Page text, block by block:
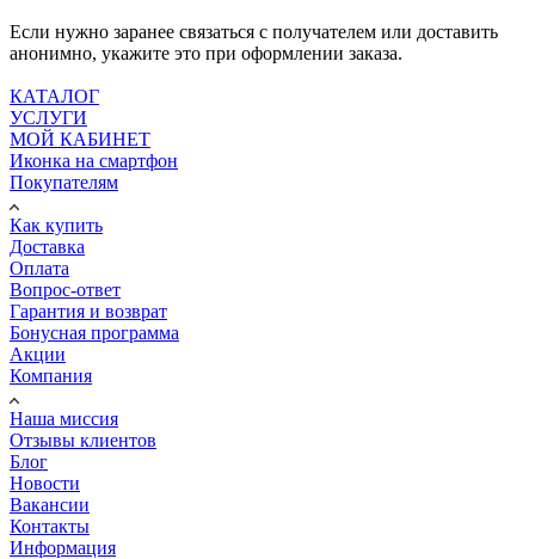
Если нужно заранее связаться с получателем или доставить
анонимно, укажите это при оформлении заказа.
КАТАЛОГ
УСЛУГИ
МОЙ КАБИНЕТ
Иконка на смартфон
Покупателям
Как купить
Доставка
Оплата
Вопрос-ответ
Гарантия и возврат
Бонусная программа
Акции
Компания
Наша миссия
Отзывы клиентов
Блог
Новости
Вакансии
Контакты
Информация